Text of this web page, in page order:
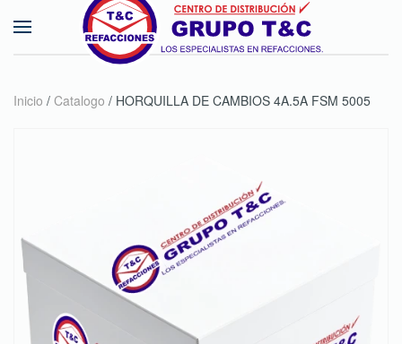
Skip to main content
Inicio / Catalogo / HORQUILLA DE CAMBIOS 4A.5A FSM 5005